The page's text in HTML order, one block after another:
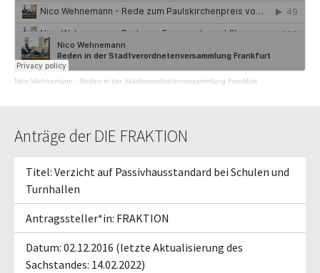
Nico Wehnemann · Reden in der Stadtverordnetenversammlung Frankfurt
Anträge der DIE FRAKTION
Titel: Verzicht auf Passivhausstandard bei Schulen und
Turnhallen
Antragssteller*in: FRAKTION
Datum: 02.12.2016 (letzte Aktualisierung des
Sachstandes: 14.02.2022)